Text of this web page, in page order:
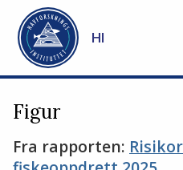
Gå til hovedinnhold
HI
Figur
Fra rapporten: